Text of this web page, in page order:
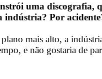
uma discografia,
indústria? Por
mais alto, a
e não gostaria de